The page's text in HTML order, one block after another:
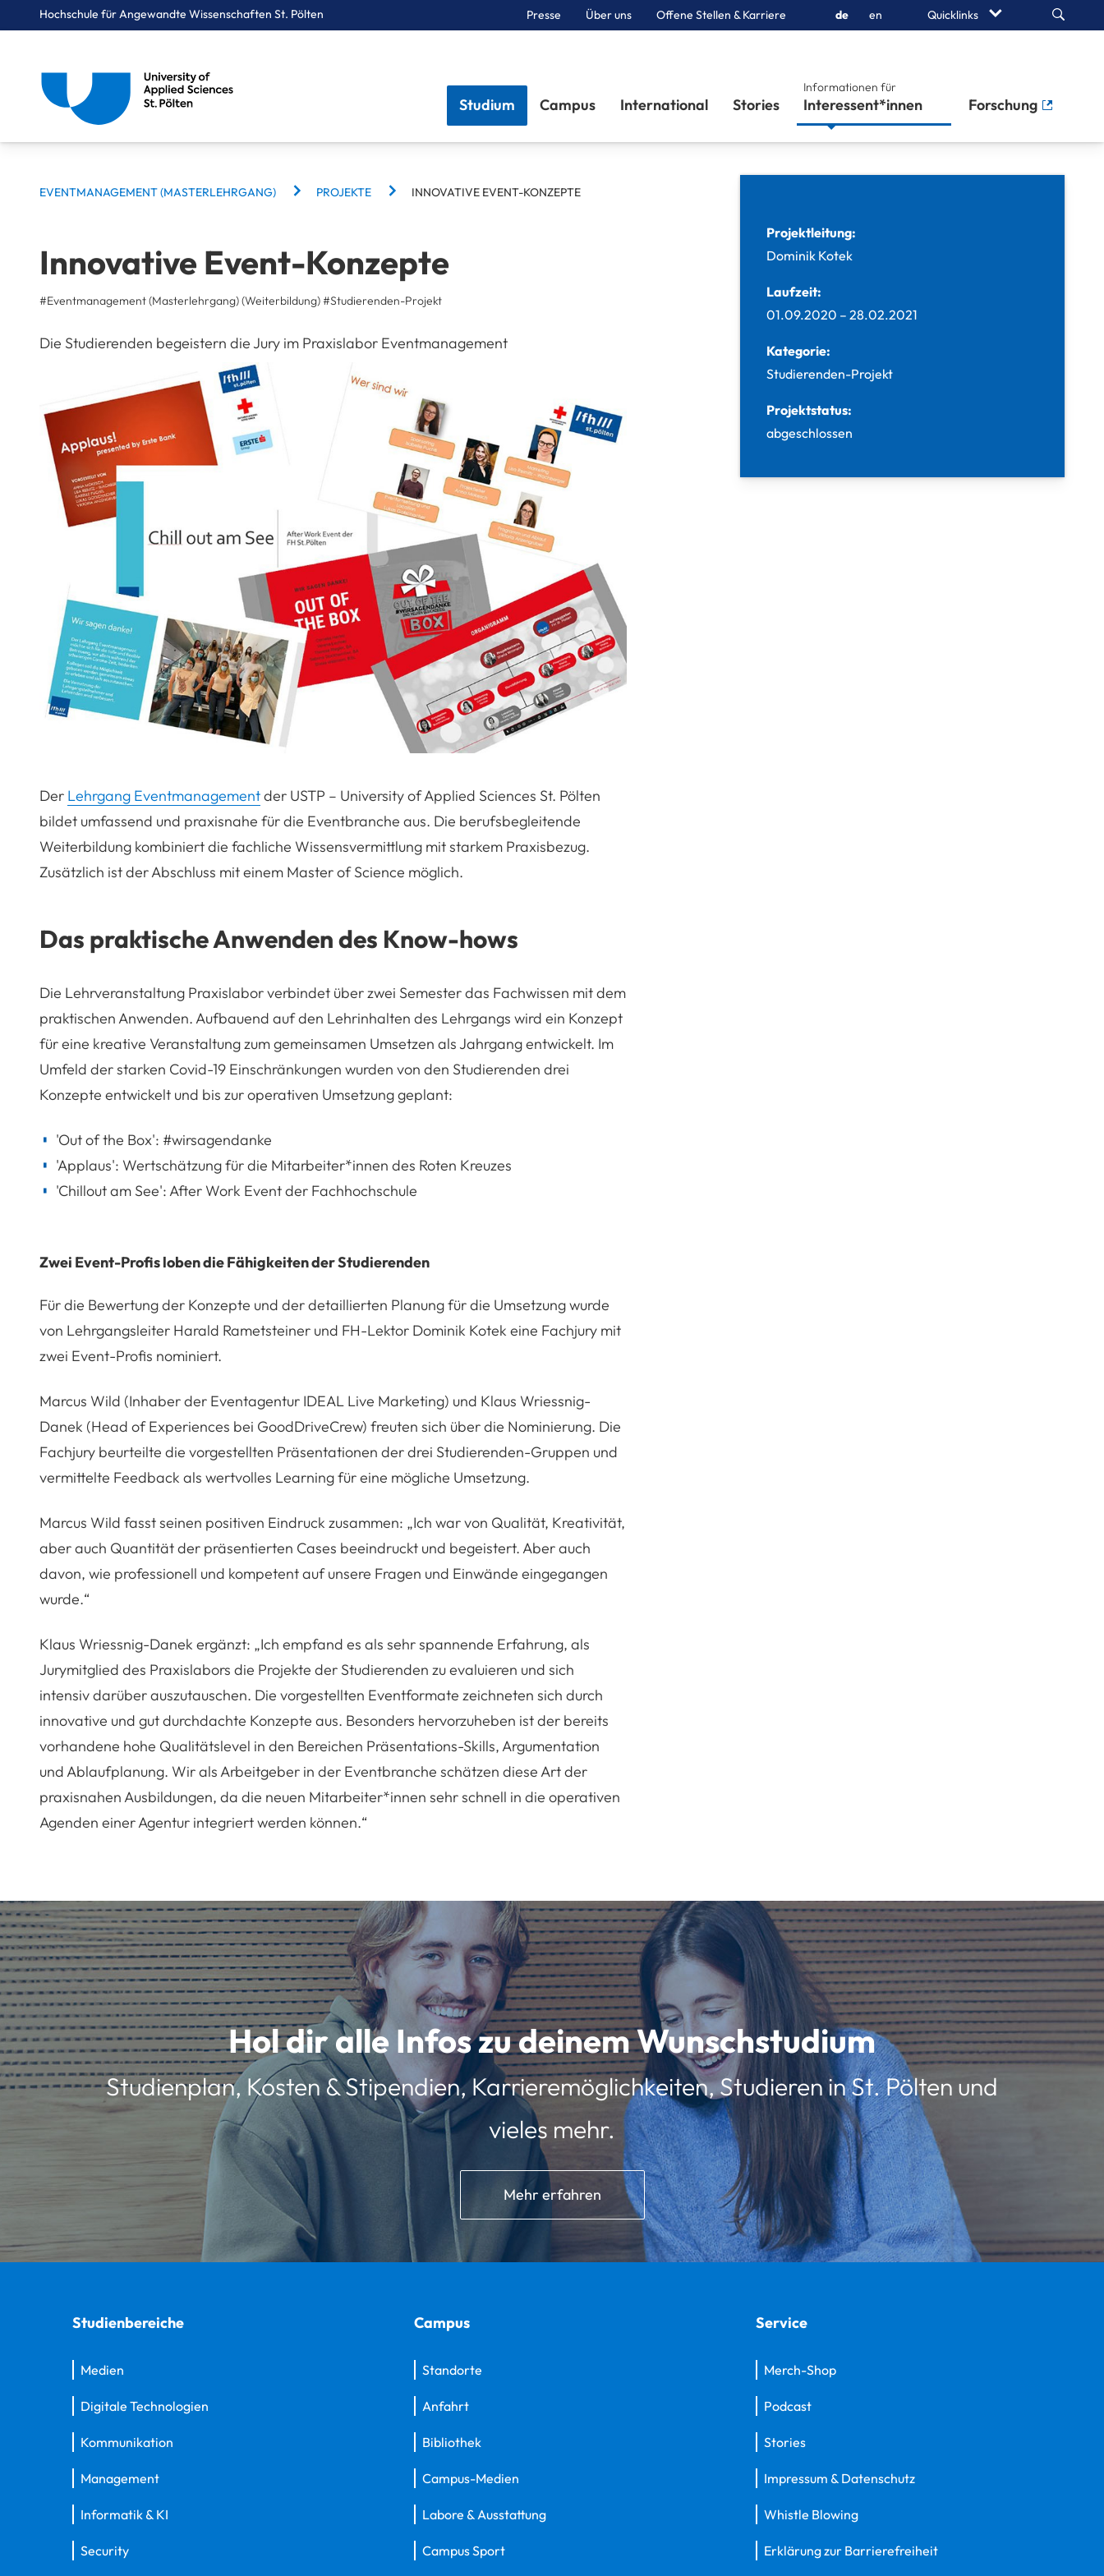
Hochschule für Angewandte Wissenschaften St. Pölten Presse Über uns Offene Stellen & Karriere de en Quicklinks Search
Studium Campus International Stories
Informationen für
Studierende Forschung
Projektleitung:
Dominik Kotek
Laufzeit:
01.09.2020 –28.02.2021
Kategorie:
Studierenden-Projekt
Projektstatus:
abgeschlossen
BREADCRUMBS
EVENTMANAGEMENT (MASTERLEHRGANG) PROJEKTE INNOVATIVE EVENT-KONZEPTE
Innovative Event-Konzepte
#Eventmanagement (Masterlehrgang) (Weiterbildung)#Studierenden-Projekt
Die Studierenden begeistern die Jury im Praxislabor Eventmanagement
Der Lehrgang Eventmanagementder USTP – University of Applied Sciences St. Pölten
bildet umfassend und praxisnahe für die Eventbranche aus. Die berufsbegleitende
Weiterbildung kombiniert die fachliche Wissensvermittlung mit starkem Praxisbezug.
Zusätzlich ist der Abschluss mit einem Master of Science möglich.
Das praktische Anwenden des Know-hows
Die Lehrveranstaltung Praxislabor verbindet über zwei Semester das Fachwissen mit dem
praktischen Anwenden. Aufbauend auf den Lehrinhalten des Lehrgangs wird ein Konzept
für eine kreative Veranstaltung zum gemeinsamen Umsetzen als Jahrgang entwickelt. Im
Umfeld der starken Covid-19 Einschränkungen wurden von den Studierenden drei
Konzepte entwickelt und bis zur operativen Umsetzung geplant:
'Out of the Box': #wirsagendanke
'Applaus': Wertschätzung für die Mitarbeiter*innen des Roten Kreuzes
'Chillout am See': After Work Event der Fachhochschule
Zwei Event-Profis loben die Fähigkeiten der Studierenden
Für die Bewertung der Konzepte und der detaillierten Planung für die Umsetzung wurde
von Lehrgangsleiter Harald Rametsteiner und FH-Lektor Dominik Kotek eine Fachjury mit
zwei Event-Profis nominiert.
Marcus Wild (Inhaber der Eventagentur IDEAL Live Marketing) und Klaus Wriessnig-
Danek (Head of Experiences bei GoodDriveCrew) freuten sich über die Nominierung. Die
Fachjury beurteilte die vorgestellten Präsentationen der drei Studierenden-Gruppen und
vermittelte Feedback als wertvolles Learning für eine mögliche Umsetzung.
Marcus Wild fasst seinen positiven Eindruck zusammen: „Ich war von Qualität, Kreativität,
aber auch Quantität der präsentierten Cases beeindruckt und begeistert. Aber auch
davon, wie professionell und kompetent auf unsere Fragen und Einwände eingegangen
wurde.“
Klaus Wriessnig-Danek ergänzt: „Ich empfand es als sehr spannende Erfahrung, als
Jurymitglied des Praxislabors die Projekte der Studierenden zu evaluieren und sich
intensiv darüber auszutauschen. Die vorgestellten Eventformate zeichneten sich durch
innovative und gut durchdachte Konzepte aus. Besonders hervorzuheben ist der bereits
vorhandene hohe Qualitätslevel in den Bereichen Präsentations-Skills, Argumentation
und Ablaufplanung. Wir als Arbeitgeber in der Eventbranche schätzen diese Art der
praxisnahen Ausbildungen, da die neuen Mitarbeiter*innen sehr schnell in die operativen
Agenden einer Agentur integriert werden können.“
Hol dir alle Infos zu deinem Wunschstudium
Studienplan, Kosten & Stipendien, Karrieremöglichkeiten, Studieren in St. Pölten und
vieles mehr.
Mehr erfahren
Studienbereiche
Medien
Digitale Technologien
Kommunikation
Management
Informatik & KI
Security
Campus
Standorte
Anfahrt
Bibliothek
Campus-Medien
Labore & Ausstattung
Campus Sport
Service
Merch-Shop
Podcast
Stories
Impressum & Datenschutz
Whistle Blowing
Erklärung zur Barrierefreiheit